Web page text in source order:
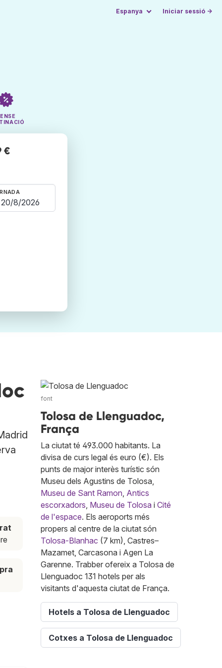
Espanya Iniciar sessió →
€
font
Tolosa de Llenguadoc,
França
La ciutat té 493.000 habitants. La
divisa de curs legal és euro (€). Els
punts de major interès turístic són
Museu dels Agustins de Tolosa,
Museu de Sant Ramon, Antics
escorxadors, Museu de Tolosa i Cité
de l'espace. Els aeroports més
propers al centre de la ciutat són
Tolosa-Blanhac (7 km), Castres–
Mazamet, Carcasona i Agen La
Garenne. Trabber ofereix a Tolosa de
Llenguadoc 131 hotels per als
visitants d'aquesta ciutat de França.
Hotels a Tolosa de Llenguadoc
Cotxes a Tolosa de Llenguadoc